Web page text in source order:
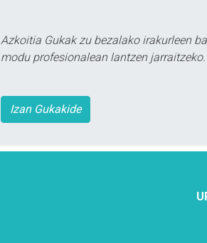
Azkoitia Gukak zu bezalako irakurleen
modu profesionalean lantzen jarraitzeko.
Izan Gukakide